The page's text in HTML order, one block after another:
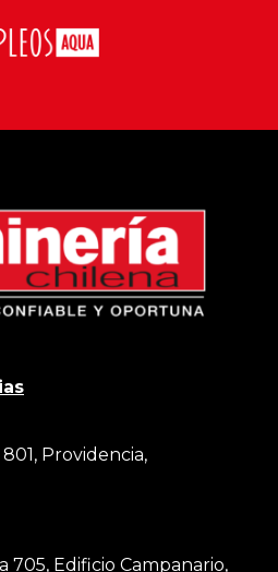
Providencia,
705, Edificio Campanario,